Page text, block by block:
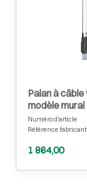
Palan à
modèle mural
Numéro d'article
Référence fabricant
1 864,00